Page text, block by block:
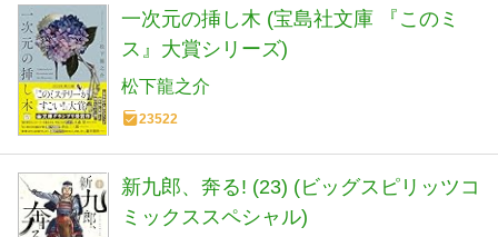
一次元の挿し木 (宝島社文庫 『このミ
ス』大賞シリーズ)
松下龍之介
23522
新九郎、奔る! (23) (ビッグスピリッツコ
ミックススペシャル)